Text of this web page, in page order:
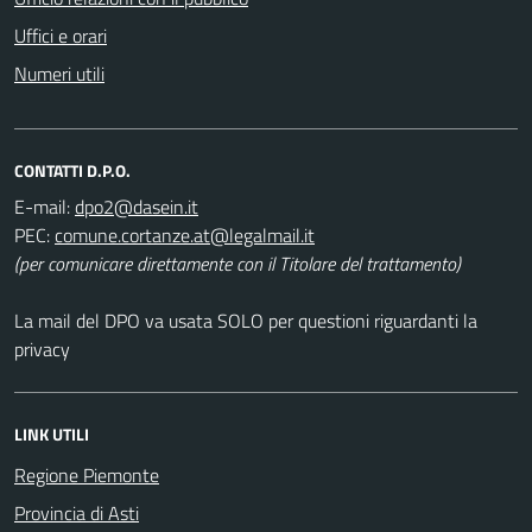
Uffici e orari
Numeri utili
CONTATTI D.P.O.
E-mail:
PEC:
(per comunicare direttamente con il Titolare del trattamento)
La mail del DPO va usata SOLO per questioni riguardanti la
privacy
LINK UTILI
Regione Piemonte
Provincia di Asti